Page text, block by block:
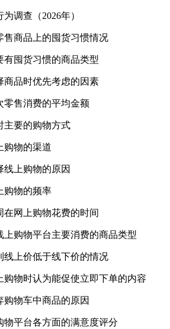
调查（2026年）
售商品上的囤货习惯情况
有囤货习惯的商品类型
商品时优先考虑的因素
零售消费的平均金额
主要的购物方式
购物的渠道
线上购物的原因
购物的频率
网上购物花费的时间
上购物平台主要消费的商品类型
线上价低于线下价的情况
购物时认为能促使立即下单的内容
购物车中商品的原因
物平台各方面的满意度评分